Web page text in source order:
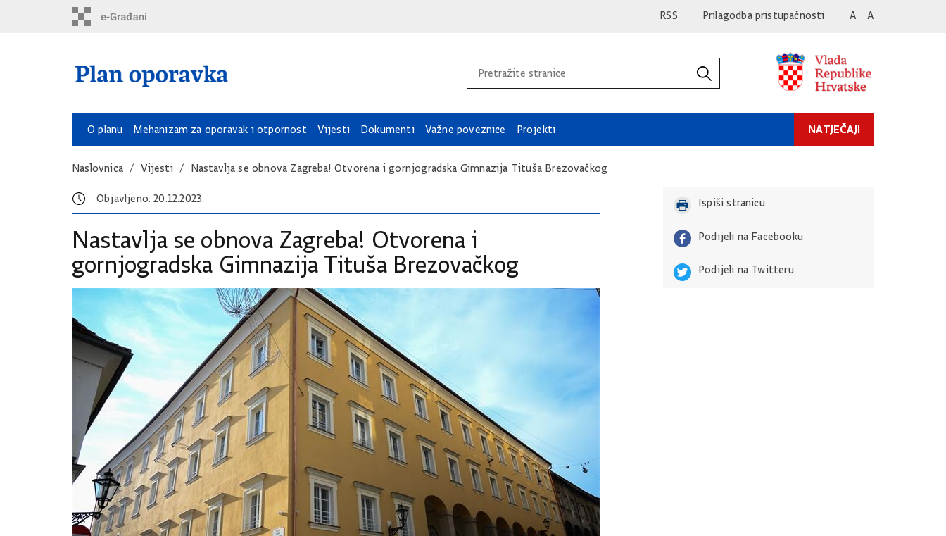
A A
Prilagodba pristupačnosti
RSS
O planu Mehanizam za oporavak i otpornost Vijesti Dokumenti Važne poveznice Projekti NATJEČAJI
Naslovnica Vijesti Nastavlja se obnova Zagreba! Otvorena i gornjogradska Gimnazija Tituša Brezovačkog
Objavljeno: 20.12.2023.
Nastavlja se obnova Zagreba! Otvorena i
gornjogradska Gimnazija Tituša Brezovačkog
Ispiši stranicu
Podijeli na Facebooku
Podijeli na Twitteru